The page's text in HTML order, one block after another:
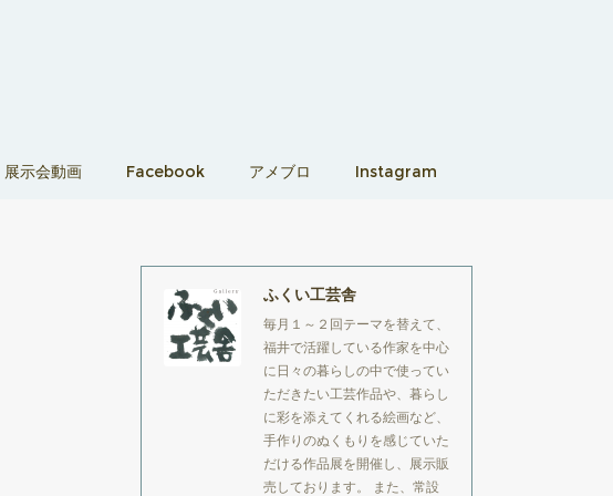
展示会動画 Facebook アメブロ Instagram
ふくい工芸舎
毎月１～２回テーマを替えて、
福井で活躍している作家を中心
に日々の暮らしの中で使ってい
ただきたい工芸作品や、暮らし
に彩を添えてくれる絵画など、
手作りのぬくもりを感じていた
だける作品展を開催し、展示販
売しております。 また、常設